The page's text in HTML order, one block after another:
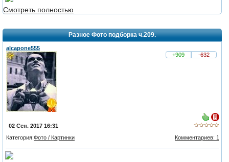
Смотреть полностью
Разное Фото подборка ч.209.
alcapone555
+909
-632
02 Сен. 2017 16:31
Комментариев: 1
Категория:Фото / Картинки